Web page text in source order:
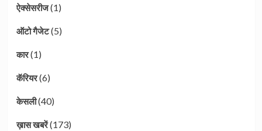
ऐक्सेसरीज(1)
ऑटो गैजेट(5)
कार(1)
कॅरियर(6)
केसली(40)
ख़ास खबरें(173)